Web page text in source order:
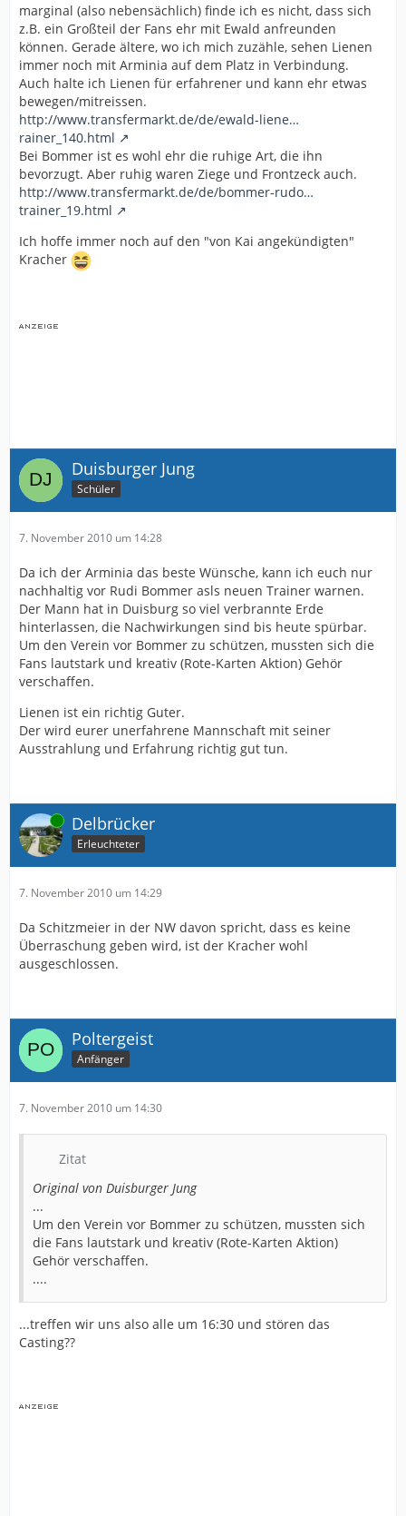
marginal (also nebensächlich) finde ich es nicht, dass sich
z.B. ein Großteil der Fans ehr mit Ewald anfreunden
können. Gerade ältere, wo ich mich zuzähle, sehen Lienen
immer noch mit Arminia auf dem Platz in Verbindung.
Auch halte ich Lienen für erfahrener und kann ehr etwas
bewegen/mitreissen.
http://www.transfermarkt.de/de/ewald-liene…
rainer_140.html
Bei Bommer ist es wohl ehr die ruhige Art, die ihn
bevorzugt. Aber ruhig waren Ziege und Frontzeck auch.
http://www.transfermarkt.de/de/bommer-rudo…
trainer_19.html
Ich hoffe immer noch auf den "von Kai angekündigten"
Kracher
Duisburger Jung
Schüler
7. November 2010 um 14:28
Da ich der Arminia das beste Wünsche, kann ich euch nur
nachhaltig vor Rudi Bommer asls neuen Trainer warnen.
Der Mann hat in Duisburg so viel verbrannte Erde
hinterlassen, die Nachwirkungen sind bis heute spürbar.
Um den Verein vor Bommer zu schützen, mussten sich die
Fans lautstark und kreativ (Rote-Karten Aktion) Gehör
verschaffen.
Lienen ist ein richtig Guter.
Der wird eurer unerfahrene Mannschaft mit seiner
Ausstrahlung und Erfahrung richtig gut tun.
Online Delbrücker
Erleuchteter
7. November 2010 um 14:29
Da Schitzmeier in der NW davon spricht, dass es keine
Überraschung geben wird, ist der Kracher wohl
ausgeschlossen.
Poltergeist
Anfänger
7. November 2010 um 14:30
Zitat
Original von Duisburger Jung
...
Um den Verein vor Bommer zu schützen, mussten sich
die Fans lautstark und kreativ (Rote-Karten Aktion)
Gehör verschaffen.
....
...treffen wir uns also alle um 16:30 und stören das
Casting??